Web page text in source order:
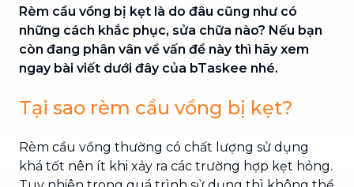
Rèm cầu vồng bị kẹt là do đâu cũng như có
những cách khắc phục, sửa chữa nào? Nếu bạn
còn đang phân vân về vấn đề này thì hãy xem
ngay bài viết dưới đây của bTaskee nhé.
Tại sao rèm cầu vồng bị kẹt?
Rèm cầu vồng thường có chất lượng sử dụng
khá tốt nên ít khi xảy ra các trường hợp kẹt hỏng.